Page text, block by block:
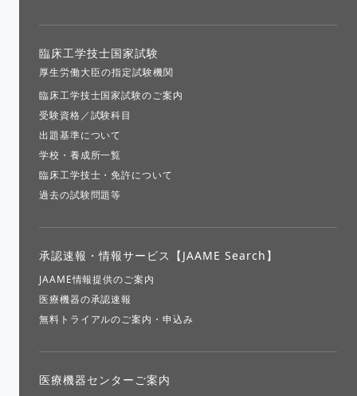
臨床工学技士国家試験
厚生労働大臣の指定試験機関
臨床工学技士国家試験のご案内
受験資格／試験科目
出題基準について
学校・養成所一覧
臨床工学技士・免許について
過去の試験問題等
承認速報・情報サービス【JAAME Search】
JAAME情報提供のご案内
医療機器の承認速報
無料トライアルのご案内・申込み
医療機器センターご案内